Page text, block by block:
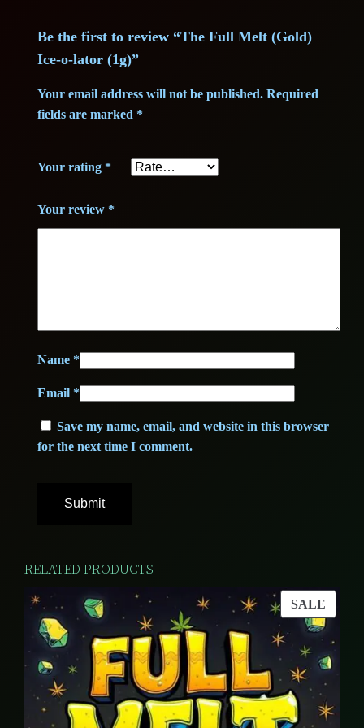
Be the first to review “The Full Melt (Gold)
Ice-o-lator (1g)”
Your email address will not be published. Required
fields are marked*
Your rating*
Your review *
Name*
Email*
Save my name, email, and website in this browser
for the next time I comment.
RELATED PRODUCTS
SALE
ON
SALE